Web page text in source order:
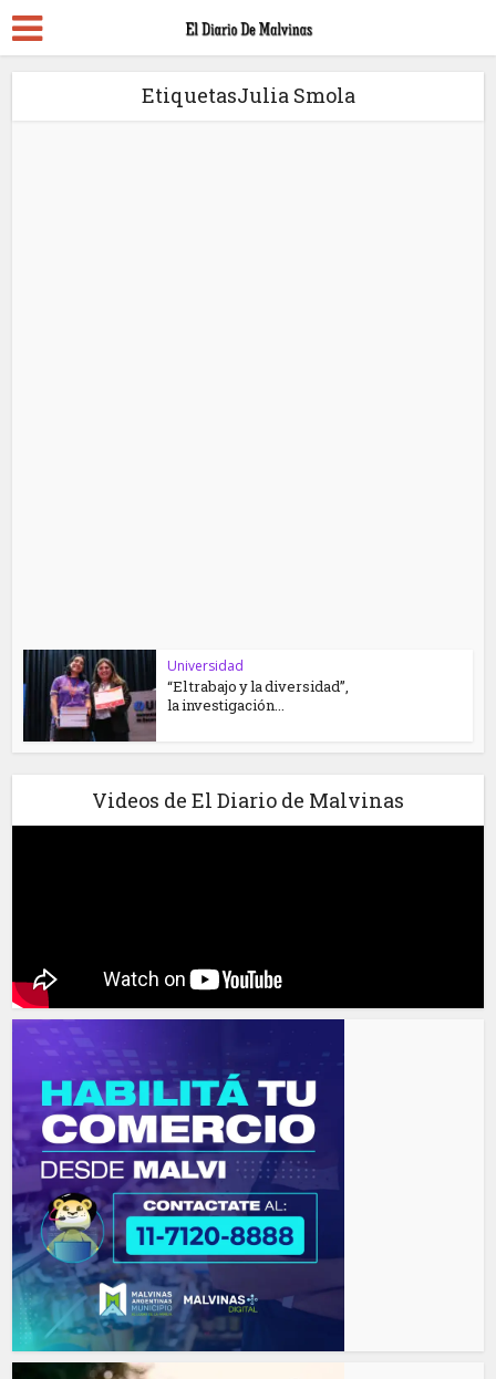
EtiquetasJulia Smola
Universidad
“El trabajo y la diversidad”,
la investigación...
Videos de El Diario de Malvinas